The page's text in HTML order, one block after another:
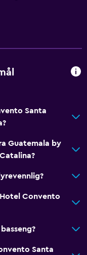
Santa
Guatemala by
Convento
Santa